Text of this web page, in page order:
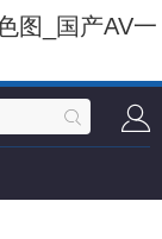
图_国产AV一